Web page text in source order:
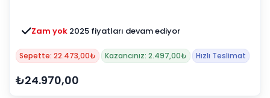
Zam yok 2025 fiyatları devam ediyor
Sepette: 22.473,00₺ Kazancınız: 2.497,00₺ Hızlı Teslimat
₺24.970,00